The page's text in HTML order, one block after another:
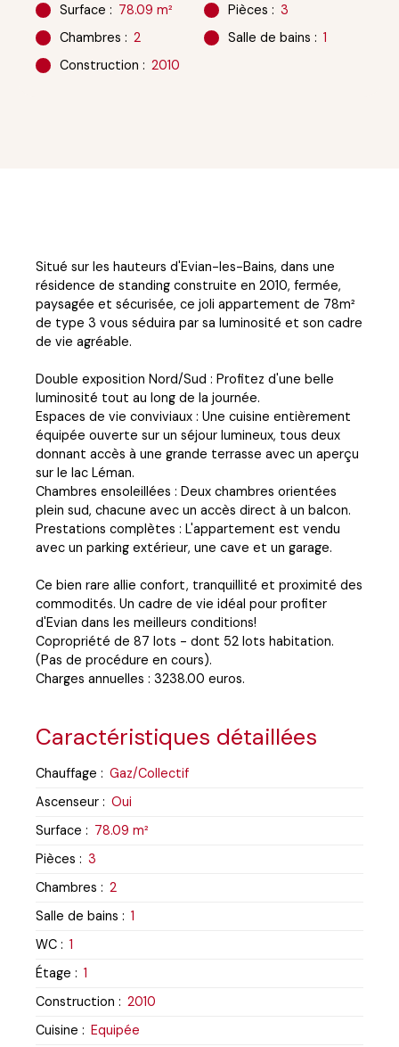
Surface : 78.09 m² Pièces : 3
Chambres : 2 Salle de bains : 1
Construction : 2010
Situé sur les hauteurs d'Evian-les-Bains, dans une
résidence de standing construite en 2010, fermée,
paysagée et sécurisée, ce joli appartement de 78m²
de type 3 vous séduira par sa luminosité et son cadre
de vie agréable.
Double exposition Nord/Sud : Profitez d'une belle
luminosité tout au long de la journée.
Espaces de vie conviviaux : Une cuisine entièrement
équipée ouverte sur un séjour lumineux, tous deux
donnant accès à une grande terrasse avec un aperçu
sur le lac Léman.
Chambres ensoleillées : Deux chambres orientées
plein sud, chacune avec un accès direct à un balcon.
Prestations complètes : L'appartement est vendu
avec un parking extérieur, une cave et un garage.
Ce bien rare allie confort, tranquillité et proximité des
commodités. Un cadre de vie idéal pour profiter
d'Evian dans les meilleurs conditions!
Copropriété de 87 lots - dont 52 lots habitation.
(Pas de procédure en cours).
Charges annuelles : 3238.00 euros.
Caractéristiques détaillées
Chauffage : Gaz/Collectif
Ascenseur : Oui
Surface : 78.09 m²
Pièces : 3
Chambres : 2
Salle de bains : 1
WC : 1
Étage : 1
Construction : 2010
Cuisine : Equipée